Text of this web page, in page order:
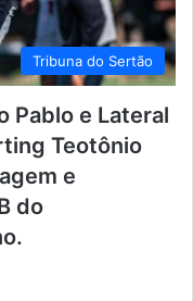
Tribuna do Sertão
Pablo e Lateral
Teotônio
e
do